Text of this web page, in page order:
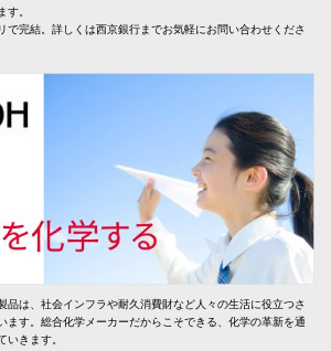
す。
で完結。詳しくは西京銀行までお気軽にお問い合わせくださ
品は、社会インフラや耐久消費財など人々の生活に役立つさ
ます。総合化学メーカーだからこそできる、化学の革新を通
いきます。